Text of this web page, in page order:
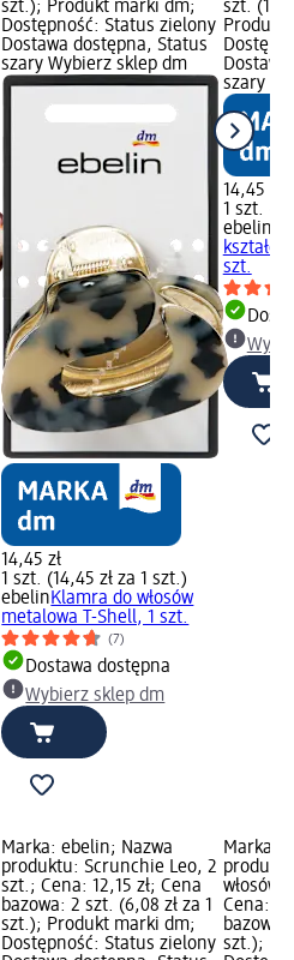
szt.); Produkt marki dm;
Dostępność: Status zielony
Dostawa dostępna, Status
szary Wybierz sklep dm
14,45 zł
1 szt. (14,45 zł za 1 szt.)
ebelinKlamra do włosów
metalowa T-Shell, 1 szt.
(7)
Dostawa dostępna
Wybierz sklep dm
szt.
Produkt
szary
14,45 zł
1 szt.
ebelin
szt.
Marka: ebelin; Nazwa
produktu: Scrunchie Leo, 2
szt.; Cena: 12,15 zł; Cena
bazowa: 2 szt. (6,08 zł za 1
szt.); Produkt marki dm;
Dostępność: Status zielony
Marka:
włosów
Cena:
bazowa:
szt.);